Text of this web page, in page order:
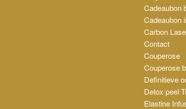
Cadeaubon
Cadeaubon
Carbon
Contact
Couperose
Couperose
Definitieve
Detox peel
Elastine